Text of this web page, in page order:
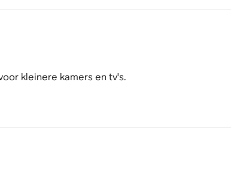
kleinere kamers en tv's.